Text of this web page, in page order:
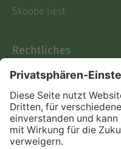
Skoobe liest
Rechtliches
Informationen nach Data
Act
Verträge hier kündigen